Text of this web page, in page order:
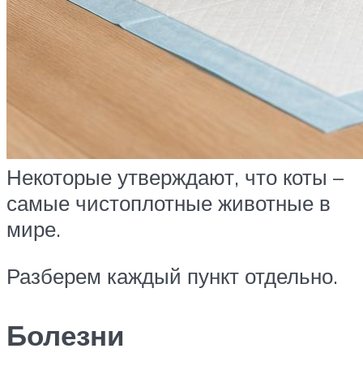
Некоторые утверждают, что коты –
самые чистоплотные животные в
мире.
Разберем каждый пункт отдельно.
Болезни